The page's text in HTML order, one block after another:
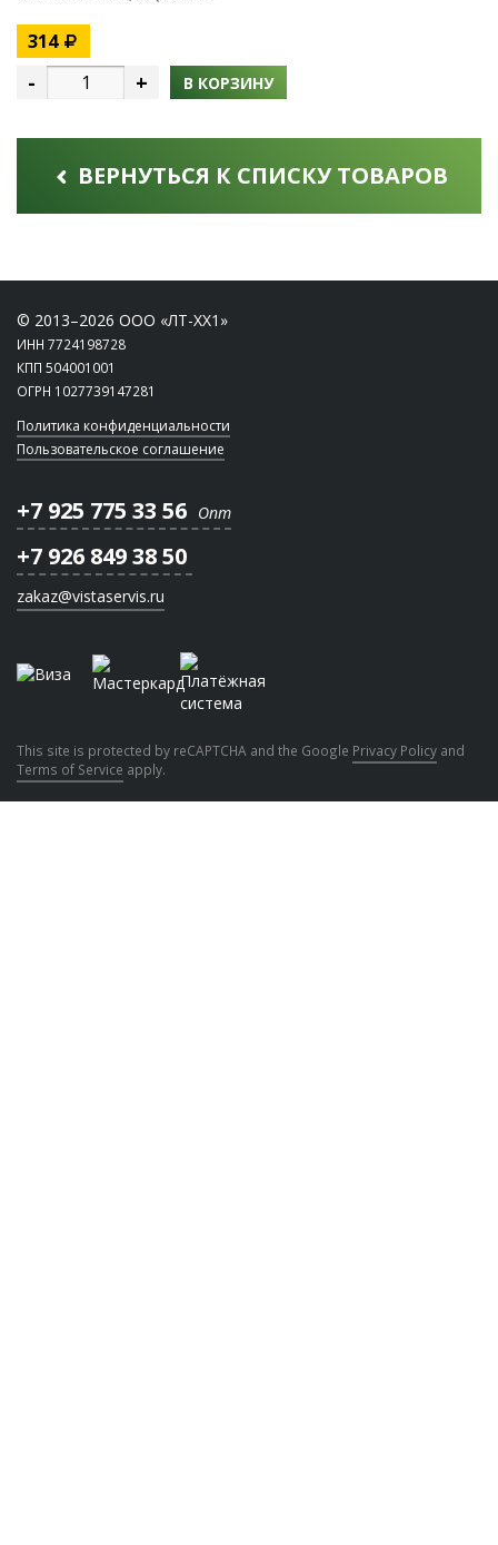
314
- + В КОРЗИНУ
ВЕРНУТЬСЯ К СПИСКУ ТОВАРОВ
© 2013–2026 ООО «ЛТ-ХХ1»
ИНН 7724198728
КПП 504001001
ОГРН 1027739147281
Политика конфиденциальности
Пользовательское соглашение
+7 925 775 33 56 Опт
+7 926 849 38 50
zakaz@vistaservis.ru
This site is protected by reCAPTCHA and the Google Privacy Policy and
Terms of Service apply.